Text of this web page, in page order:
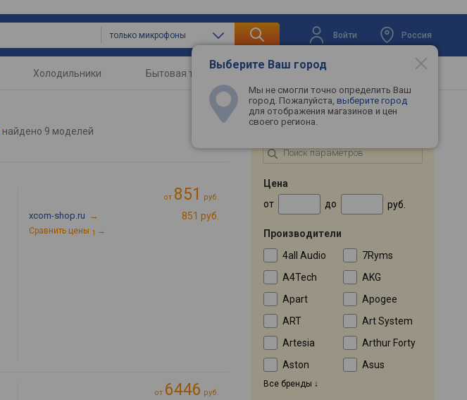
только микрофоны Войти Россия
Выберите Ваш город
Мы не смогли точно определить Ваш
город. Пожалуйста, выберите город
для отображения магазинов и цен
своего региона.
Холодильники Бытовая техника Телевизоры
найдено 9 моделей
от 851 руб.
xcom-shop.ru → 851 руб.
Сравнить цены 1 →
от 6446 руб.
ПОДБОР ПО ПАРАМЕТРАМ
Цена
от
до руб.
Производители
4all Audio
7Ryms
A4Tech
AKG
Apart
Apogee
ART
Art System
Artesia
Arthur Forty
Aston
Asus
Все бренды